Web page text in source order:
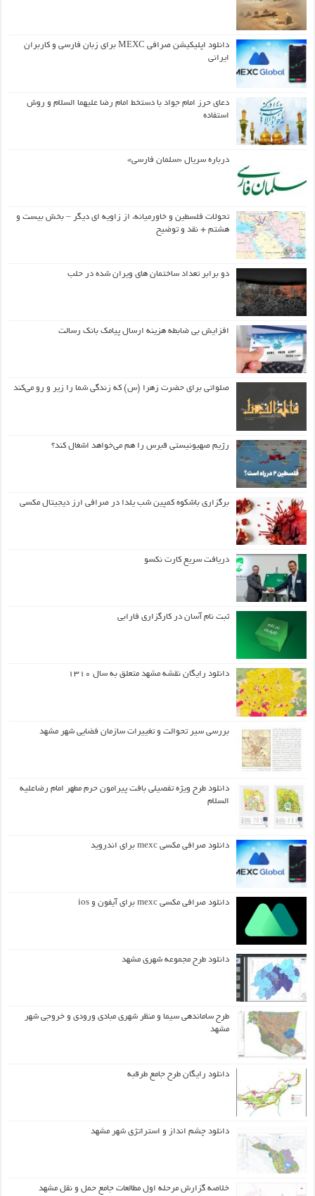
دانلود اپلیکیشن صرافی MEXC برای زبان فارسی و کاربران
ایرانی
دعای حرز امام جواد با دستخط امام رضا علیهما السلام و روش
استفاده
درباره سریال «سلمان فارسی»
تحولات فلسطین و خاورمیانه، از زاویه ای دیگر – بخش بیست و
هشتم + نقد و توضیح
دو برابر تعداد ساختمان های ویران شده در حلب
افزایش بی ضابطه هزینه ارسال پیامک بانک رسالت
صلواتی برای حضرت زهرا (س) که زندگی شما را زیر و رو می‌کند
رژیم صهیونیستی قبرس را هم می‌خواهد اشغال کند؟
برگزاری باشکوه کمپین شب یلدا در صرافی ارز دیجیتال مکسی
دریافت سریع کارت نکسو
ثبت نام آسان در کارگزاری فارابی
دانلود رایگان نقشه مشهد متعلق به سال ۱۳۱۰
بررسی سیر تحوالت و تغییرات سازمان فضایی شهر مشهد
دانلود طرح ويژه تفصيلي بافت پيرامون حرم مطهر امام رضاعليه
السلام
دانلود صرافی مکسی mexc برای اندروید
دانلود صرافی مکسی mexc برای آیفون و ios
دانلود طرح مجموعه شهری مشهد
طرح ساماندهی سیما و منظر شهری مبادی ورودی و خروجی شهر
مشهد
دانلود رایگان طرح جامع طرقبه
دانلود چشم انداز و استراتژی شهر مشهد
خلاصه گزارش مرحله اول مطالعات جامع حمل و نقل مشهد